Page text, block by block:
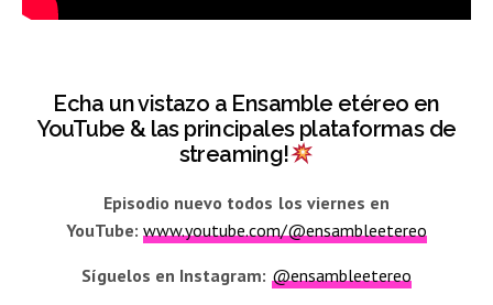
Echa un vistazo a Ensamble etéreo en
YouTube & las principales plataformas de
streaming!
Episodio nuevo todos los viernes en
YouTube: www.youtube.com/@ensambleetereo
Síguelos en Instagram: @ensambleetereo